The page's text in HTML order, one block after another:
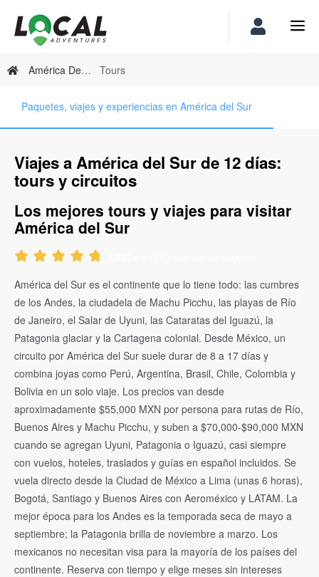
América Del Sur Tours
Paquetes, viajes y experiencias en América del Sur
Viajes a América del Sur de 12 días:
tours y circuitos
Los mejores tours y viajes para visitar
América del Sur
América del Sur es el continente que lo tiene todo: las cumbres
de los Andes, la ciudadela de Machu Picchu, las playas de Río
de Janeiro, el Salar de Uyuni, las Cataratas del Iguazú, la
Patagonia glaciar y la Cartagena colonial. Desde México, un
circuito por América del Sur suele durar de 8 a 17 días y
combina joyas como Perú, Argentina, Brasil, Chile, Colombia y
Bolivia en un solo viaje. Los precios van desde
aproximadamente $55,000 MXN por persona para rutas de Río,
Buenos Aires y Machu Picchu, y suben a $70,000-$90,000 MXN
cuando se agregan Uyuni, Patagonia o Iguazú, casi siempre
con vuelos, hoteles, traslados y guías en español incluidos. Se
vuela directo desde la Ciudad de México a Lima (unas 6 horas),
Bogotá, Santiago y Buenos Aires con Aeroméxico y LATAM. La
mejor época para los Andes es la temporada seca de mayo a
septiembre; la Patagonia brilla de noviembre a marzo. Los
mexicanos no necesitan visa para la mayoría de los países del
continente. Reserva con tiempo y elige meses sin intereses